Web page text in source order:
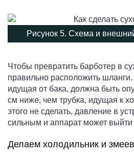
Рисунок 5. Схема и
Чтобы превратить барботер в
правильно расположить
идущая от бака, должна быть
см ниже, чем трубка, идущая к
этого не сделать, давление в
сильным и аппарат может выйти
Делаем холодильник и